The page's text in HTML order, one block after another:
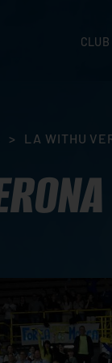
CLUB
> LA WITHU